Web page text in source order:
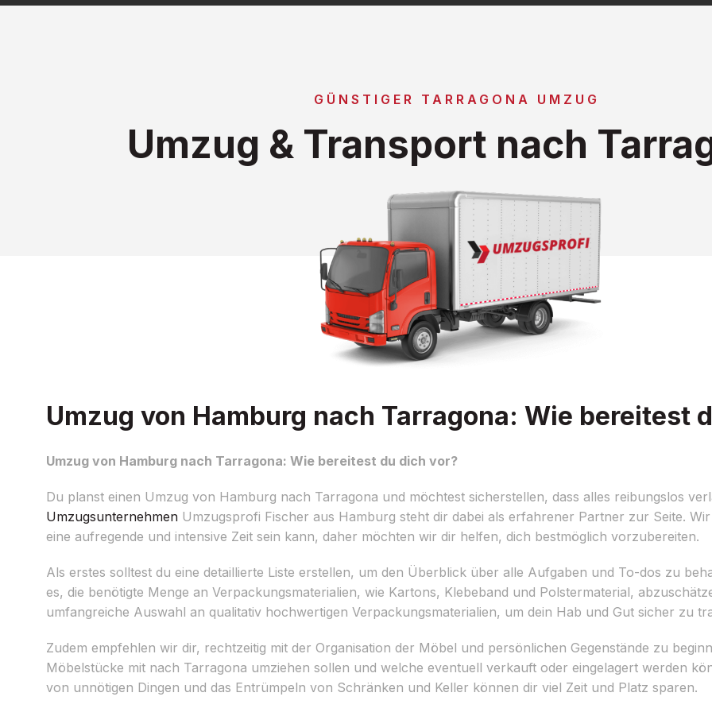
GÜNSTIGER TARRAGONA UMZUG
Umzug & Transport nach
Umzug von Hamburg nach Tarragona: Wie bereitest
Umzug von Hamburg nach Tarragona: Wie bereitest du dich vor?
Du planst einen Umzug von Hamburg nach Tarragona und möchtest sicherstellen, dass alles reibungslos
Umzugsunternehmen Umzugsprofi Fischer aus Hamburg steht dir dabei als erfahrener Partner zur Seite.
eine aufregende und intensive Zeit sein kann, daher möchten wir dir helfen, dich bestmöglich vorzubereiten.
Als erstes solltest du eine detaillierte Liste erstellen, um den Überblick über alle Aufgaben und To-dos zu
es, die benötigte Menge an Verpackungsmaterialien, wie Kartons, Klebeband und Polstermaterial,
umfangreiche Auswahl an qualitativ hochwertigen Verpackungsmaterialien, um dein Hab und Gut sicher zu
Zudem empfehlen wir dir, rechtzeitig mit der Organisation der Möbel und persönlichen Gegenstände zu
Möbelstücke mit nach Tarragona umziehen sollen und welche eventuell verkauft oder eingelagert werden
von unnötigen Dingen und das Entrümpeln von Schränken und Keller können dir viel Zeit und Platz sparen.